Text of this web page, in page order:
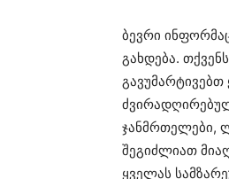
ბევრი
გახდება.
ჯანმრთელები,
შეგიძლიათ
ყველას